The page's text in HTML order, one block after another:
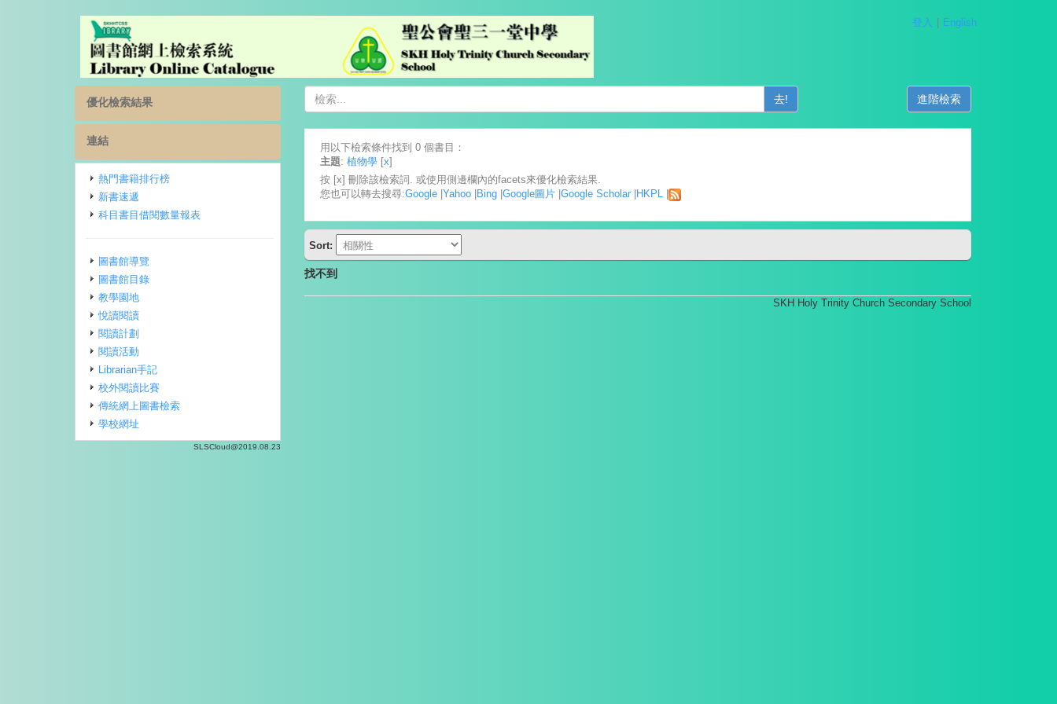
登入 English
優化檢索結果
連結
熱門書籍排行榜
新書速遞
科目書目借閱數量報表
圖書館導覽
圖書館目錄
教學園地
悅讀閱讀
閱讀計劃
閱讀活動
Librarian手記
校外閱讀比賽
傳統網上圖書檢索
學校網址
SLSCloud@2019.08.23
去! 進階檢索
用以下檢索條件找到 0 個書目：
主題: 植物學 [x]
按 [x] 刪除該檢索詞. 或使用側邊欄內的facets來優化檢索結果.
您也可以轉去搜尋:Google Yahoo Bing Google圖片 Google Scholar HKPL
Sort:
找不到
SKH Holy Trinity Church Secondary School